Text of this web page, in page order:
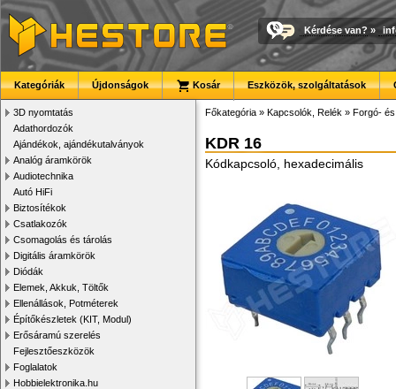
Kérdése van? »
Kategóriák Újdonságok Kosár Eszközök, szolgáltatások
3D nyomtatás
Adathordozók
Ajándékok, ajándékutalványok
Analóg áramkörök
Audiotechnika
Autó HiFi
Biztosítékok
Csatlakozók
Csomagolás és tárolás
Digitális áramkörök
Diódák
Elemek, Akkuk, Töltők
Ellenállások, Potméterek
Építőkészletek (KIT, Modul)
Erősáramú szerelés
Fejlesztőeszközök
Foglalatok
Hobbielektronika.hu
Főkategória » Kapcsolók, Relék » Forgó-
KDR 16
Kódkapcsoló, hexadecimális